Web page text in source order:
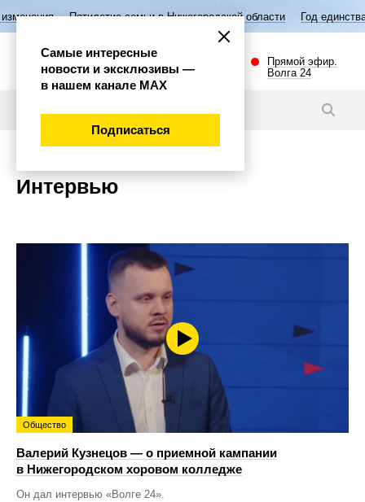
Пятилетие семьи в Нижегородской области Год единства народов
Прямой эфир.
Волга 24
Интервью
Общество
Валерий Кузнецов — о приемной кампании
в Нижегородском хоровом колледже
Он дал интервью «Волге 24».
Самые интересные
новости и эксклюзивы —
в нашем канале МАХ
Подписаться